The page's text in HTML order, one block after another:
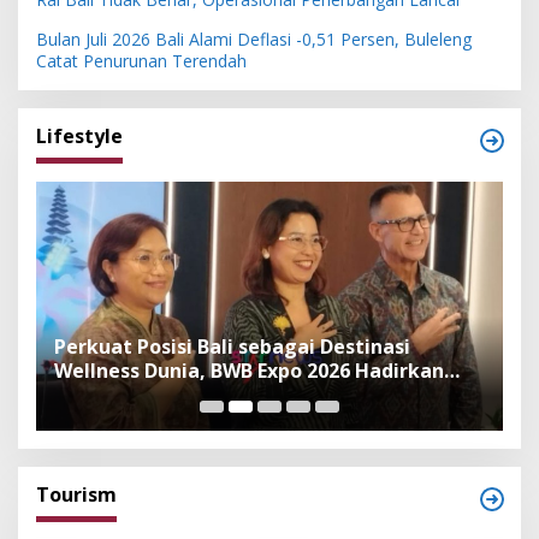
Bulan Juli 2026 Bali Alami Deflasi -0,51 Persen, Buleleng
Catat Penurunan Terendah
Lifestyle
Perkuat Posisi Bali sebagai Destinasi
Wellness Dunia, BWB Expo 2026 Hadirkan
Exhibitor Nasional dan Global
Tourism